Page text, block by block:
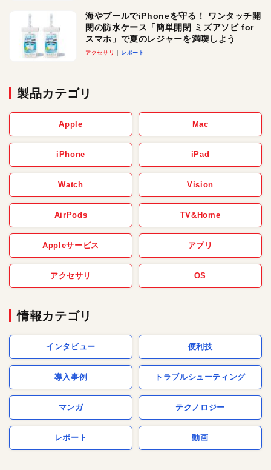
海やプールでiPhoneを守る！ ワンタッチ開
閉の防水ケース「簡単開閉 ミズアソビ for
スマホ」で夏のレジャーを満喫しよう
アクセサリ レポート
製品カテゴリ
Apple Mac
iPhone iPad
Watch Vision
AirPods TV&Home
Appleサービス アプリ
アクセサリ OS
情報カテゴリ
インタビュー 便利技
導入事例 トラブルシューティング
マンガ テクノロジー
レポート 動画